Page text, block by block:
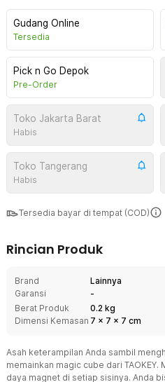
Gudang Online
Tersedia
Pick n Go Depok
Pre-Order
Toko Jakarta Barat
Habis
Toko Tangerang
Habis
Tersedia bayar di tempat (COD)
Rincian Produk
Brand
Lainnya
Garansi
-
Berat Produk
0.2 kg
Dimensi Kemasan 7 x 7 x 7 cm
Asah keterampilan Anda sambil
memainkan magic cube dari
daya magnet di setiap sisinya. Anda